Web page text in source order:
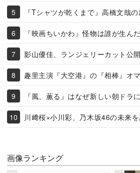
『Tシャツが乾くまで』高橋文哉
『映画ちいかわ』怪物は誰が生ん
影山優佳、ランジェリーカット公開
趣里主演『大空港』の『相棒』オ
『風、薫る』はなぜ新しい朝ドラ
川﨑桜×小川彩、乃木坂46の未来
画像ランキング